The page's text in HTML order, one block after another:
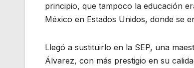
principio, que tampoco la educación
México en Estados Unidos, donde se
Llegó a sustituirlo en la SEP, una
Álvarez, con más prestigio en su